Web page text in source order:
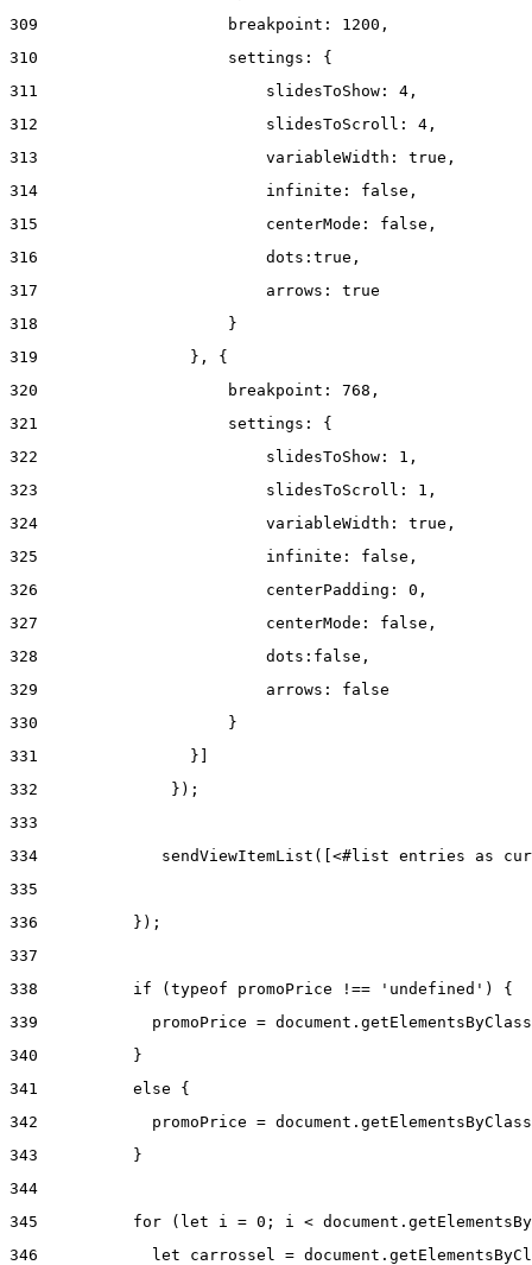
309
                    breakpoint: 1200,
310
                    settings: {
311
                        slidesToShow: 4,
312
                        slidesToScroll: 4,
313
                        variableWidth: true,
314
                        infinite: false,
315
                        centerMode: false,
316
                        dots:true,
317
                        arrows: true
318
                    }
319
                }, {
320
                    breakpoint: 768,
321
                    settings: {
322
                        slidesToShow: 1,
323
                        slidesToScroll: 1,
324
                        variableWidth: true,
325
                        infinite: false,
326
                        centerPadding: 0,
327
                        centerMode: false,
328
                        dots:false,
329
                        arrows: false
330
                    }
331
                }]
332
              });
333
334
sendViewItemList([<#list entries as
335
336
          });
337
338
          if (typeof promoPrice !== 'undefined') {
339
promoPrice =
340
          }
341
          else {
342
promoPrice =
343
          }
344
345
for (let i = 0; i <
346
let carrossel =